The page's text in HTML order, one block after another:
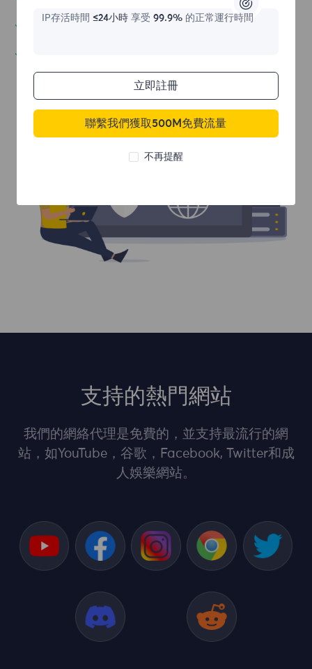
支持的熱門網站
我們的網絡代理是免費的，並支持最流行的網
站，如YouTube，谷歌，Facebook, Twitter和成
人娛樂網站。
IP存活時間 ≤24小時享受 99.9%的正常運行時間
立即註冊
聯繫我們獲取500M免費流量
不再提醒